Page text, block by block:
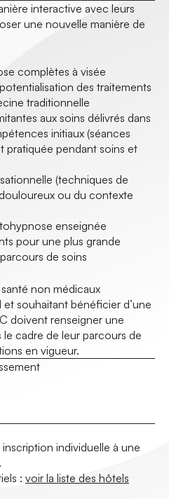
interactive avec leurs
une nouvelle manière de
complètes à visée
des traitements
traditionnelle
aux soins délivrés dans
initiaux (séances
pratiquée pendant soins et
(techniques de
ou du contexte
enseignée
pour une plus grande
de soins
non médicaux
et souhaitant bénéficier d’une
doivent renseigner une
cadre de leur parcours de
en vigueur.
individuelle à une
: voir la liste des hôtels